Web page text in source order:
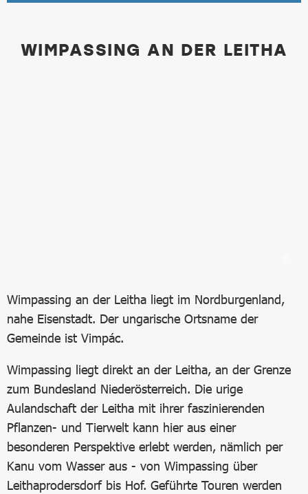
WIMPASSING AN DER LEITHA
Wimpassing an der Leitha liegt im Nordburgenland,
nahe Eisenstadt. Der ungarische Ortsname der
Gemeinde ist Vimpác.
Wimpassing liegt direkt an der Leitha, an der Grenze
zum Bundesland Niederösterreich. Die urige
Aulandschaft der Leitha mit ihrer faszinierenden
Pflanzen- und Tierwelt kann hier aus einer
besonderen Perspektive erlebt werden, nämlich per
Kanu vom Wasser aus - von Wimpassing über
Leithaprodersdorf bis Hof. Geführte Touren werden